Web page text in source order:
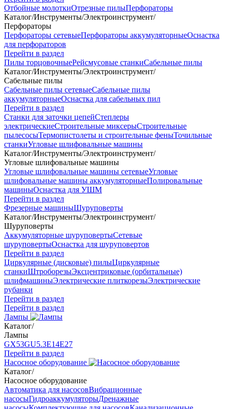
Отбойные молоткиОтрезные пилыПерфораторы
Каталог/Инструменты/Электроинструмент/
Перфораторы
Перфораторы сетевыеПерфораторы аккумуляторныеОснастка
для перфораторов
Перейти в раздел
Пилы торцовочныеРейсмусовые станкиСабельные пилы
Каталог/Инструменты/Электроинструмент/
Сабельные пилы
Сабельные пилы сетевыеСабельные пилы
аккумуляторныеОснастка для сабельных пил
Перейти в раздел
Станки для заточки цепейСтеплеры
электрическиеСтроительные миксерыСтроительные
пылесосыТермопистолеты и строительные феныТочильные
станкиУгловые шлифовальные машины
Каталог/Инструменты/Электроинструмент/
Угловые шлифовальные машины
Угловые шлифовальные машины сетевыеУгловые
шлифовальные машины аккумуляторныеПолировальные
машиныОснастка для УШМ
Перейти в раздел
Фрезерные машиныШуруповерты
Каталог/Инструменты/Электроинструмент/
Шуруповерты
Аккумуляторные шуруповертыСетевые
шуруповертыОснастка для шуруповертов
Перейти в раздел
Циркулярные (дисковые) пилыЦиркулярные
станкиШтроборезыЭксцентриковые (орбитальные)
шлифмашиныЭлектрические плиткорезыЭлектрические
рубанки
Перейти в раздел
Перейти в раздел
Лампы
Каталог/
Лампы
GX53GU5.3Е14Е27
Перейти в раздел
Насосное оборудование
Каталог/
Насосное оборудование
Автоматика для насосовВибрационные
насосыГидроаккумуляторыДренажные